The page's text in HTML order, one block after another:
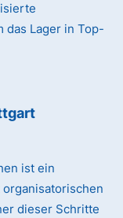
das Lager in Top-
ist ein
dieser Schritte